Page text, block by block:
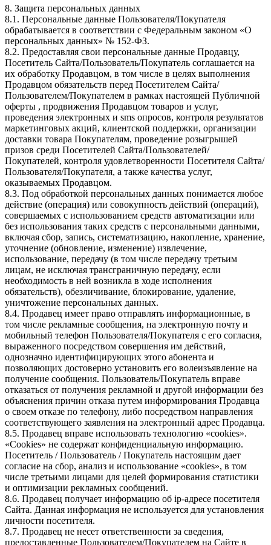
8. Защита персональных данных
8.1. Персональные данные Пользователя/Покупателя
обрабатывается в соответствии с Федеральным законом «О
персональных данных» № 152-ФЗ.
8.2. Предоставляя свои персональные данные Продавцу,
Посетитель Сайта/Пользователь/Покупатель соглашается на
их обработку Продавцом, в том числе в целях выполнения
Продавцом обязательств перед Посетителем Сайта/
Пользователем/Покупателем в рамках настоящей Публичной
оферты , продвижения Продавцом товаров и услуг,
проведения электронных и sms опросов, контроля результатов
маркетинговых акций, клиентской поддержки, организации
доставки товара Покупателям, проведение розыгрышей
призов среди Посетителей Сайта/Пользователей/
Покупателей, контроля удовлетворенности Посетителя Сайта/
Пользователя/Покупателя, а также качества услуг,
оказываемых Продавцом.
8.3. Под обработкой персональных данных понимается любое
действие (операция) или совокупность действий (операций),
совершаемых с использованием средств автоматизации или
без использования таких средств с персональными данными,
включая сбор, запись, систематизацию, накопление, хранение,
уточнение (обновление, изменение) извлечение,
использование, передачу (в том числе передачу третьим
лицам, не исключая трансграничную передачу, если
необходимость в ней возникла в ходе исполнения
обязательств), обезличивание, блокирование, удаление,
уничтожение персональных данных.
8.4. Продавец имеет право отправлять информационные, в
том числе рекламные сообщения, на электронную почту и
мобильный телефон Пользователя/Покупателя с его согласия,
выраженного посредством совершения им действий,
однозначно идентифицирующих этого абонента и
позволяющих достоверно установить его волеизъявление на
получение сообщения. Пользователь/Покупатель вправе
отказаться от получения рекламной и другой информации без
объяснения причин отказа путем информирования Продавца
о своем отказе по телефону, либо посредством направления
соответствующего заявления на электронный адрес Продавца.
8.5. Продавец вправе использовать технологию «cookies».
«Cookies» не содержат конфиденциальную информацию.
Посетитель / Пользователь / Покупатель настоящим дает
согласие на сбор, анализ и использование «cookies», в том
числе третьими лицами для целей формирования статистики
и оптимизации рекламных сообщений.
8.6. Продавец получает информацию об ip-адресе посетителя
Сайта. Данная информация не используется для установления
личности посетителя.
8.7. Продавец не несет ответственности за сведения,
предоставленные Пользователем/Покупателем на Сайте в